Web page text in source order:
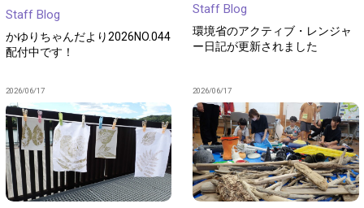
Staff Blog
かゆりちゃんだより2026NO.044
配付中です！
Staff Blog
環境省のアクティブ・レンジャ
ー日記が更新されました
2026/06/17 2026/06/17